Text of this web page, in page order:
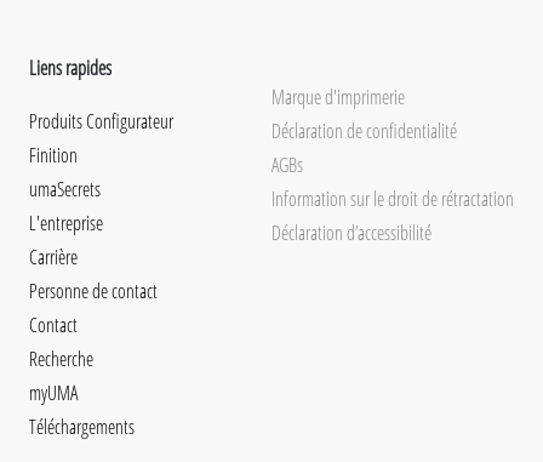
Liens rapides
Produits Configurateur
Finition
umaSecrets
L'entreprise
Carrière
Personne de contact
Contact
Recherche
myUMA
Téléchargements
Marque d'imprimerie
Déclaration de confidentialité
AGBs
Information sur le droit de rétractation
Déclaration d’accessibilité